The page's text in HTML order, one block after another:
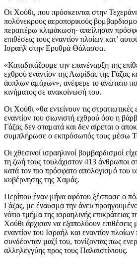
Οι Χούθι, που πρόσκεινται στην
πολύνεκρους αεροπορικούς
περαιτέρω κλιμάκωση· απείλησαν
επιθέσεις τους εναντίον πλοίων κατ’
Ισραήλ στην Ερυθρά Θάλασσα.
«Καταδικάζουμε την επανέναρξη της
εχθρού εναντίον της Λωρίδας της Γάζας
άοπλων αμάχων», ανέφερε το ανώτατο
κινήματος σε ανακοίνωσή του.
Οι Χούθι «θα εντείνουν τις στρατιωτικές
εναντίον του σιωνιστή εχθρού όσο η
Γάζας δεν σταματά και δεν αίρεται ο
συμπλήρωσε ο εκπρόσωπός τους μέσω
Οι χθεσινοί ισραηλινοί βομβαρδισμοί
τη ζωή τους τουλάχιστον 413 άνθρωποι
κατά τον πιο πρόσφατο απολογισμό του
κυβέρνησης της Χαμάς.
Περίπου έναν μήνα αφότου ξέσπασε ο
Γάζας, με έναυσμα την άνευ
νότιο τμήμα της ισραηλινής
Χούθι άρχισαν να εξαπολύουν
εναντίον του Ισραήλ και εναντίον
συνδέονταν μαζί του, τονίζοντας πως
αλληλεγγύης προς τους Παλαιστίνιους.